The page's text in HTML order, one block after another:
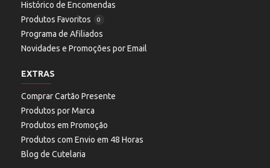
Histórico de Encomendas
Produtos Favoritos
0
Programa de Afiliados
Novidades e Promoções por Email
EXTRAS
Comprar Cartão Presente
Produtos por Marca
Produtos em Promoção
Produtos com Envio em 48 Horas
Blog de Cutelaria